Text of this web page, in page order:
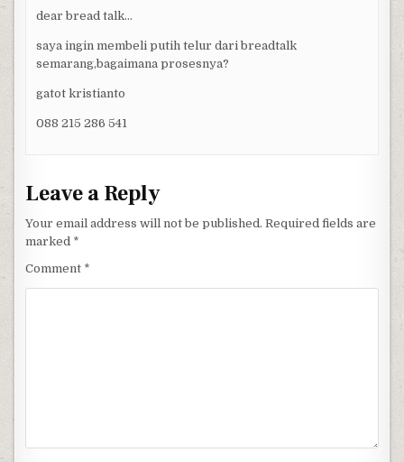
dear bread talk…
saya ingin membeli putih telur dari breadtalk
semarang,bagaimana prosesnya?
gatot kristianto
088 215 286 541
Leave a Reply
Your email address will not be published. Required fields are
marked *
Comment *